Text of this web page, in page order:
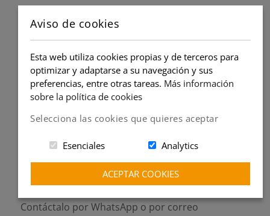
Navegación fácil y gratuita:
Regístrate gratis y navega por la web sin pagar
nada.
Encuentra las clases que necesites para
completar tu formación.
Asistencia ágil siempre a tu
alcance:
El equipo de asistencia resolverá cualquier duda
Contáctalo por WhatsApp o por correo
Aviso de cookies
Esta web utiliza cookies propias y de terceros para
optimizar y adaptarse a su navegación y sus
preferencias, entre otras tareas. Más información
sobre la política de cookies
Selecciona las cookies que quieres aceptar
Esenciales Analytics
ACEPTAR COOKIES